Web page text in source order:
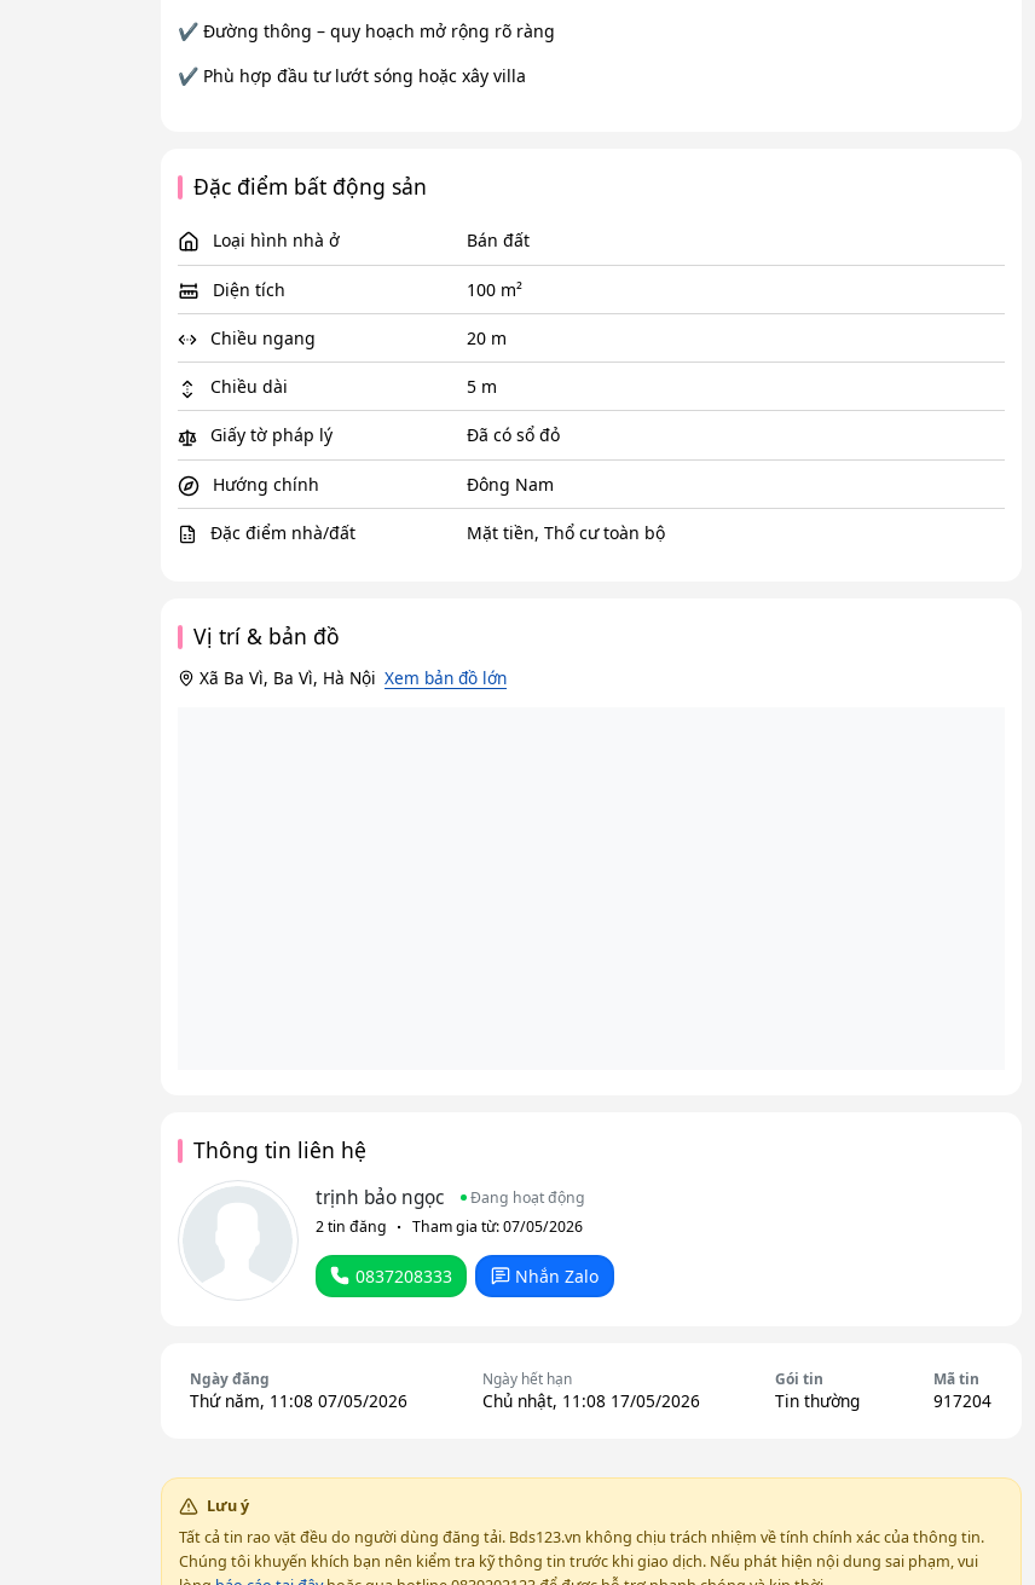
✔️ Đường thông – quy hoạch mở rộng rõ ràng
✔️ Phù hợp đầu tư lướt sóng hoặc xây villa
Đặc điểm bất động sản
Loại hình nhà ở Bán đất
Diện tích 100 m²
Chiều ngang 20 m
Chiều dài 5 m
Giấy tờ pháp lý Đã có sổ đỏ
Hướng chính Đông Nam
Đặc điểm nhà/đất Mặt tiền, Thổ cư toàn bộ
Vị trí & bản đồ
Xã Ba Vì, Ba Vì, Hà Nội Xem bản đồ lớn
Thông tin liên hệ
trịnh bảo ngọc
Đang hoạt động
2 tin đăng
Tham gia từ: 07/05/2026
0837208333 Nhắn Zalo
Ngày đăng
Thứ năm, 11:08 07/05/2026
Ngày hết hạn
Chủ nhật, 11:08 17/05/2026
Gói tin
Tin thường
Mã tin
917204
Lưu ý
Tất cả tin rao vặt đều do người dùng đăng tải. Bds123.vn không chịu trách nhiệm về tính chính xác của thông tin.
Chúng tôi khuyến khích bạn nên kiểm tra kỹ thông tin trước khi giao dịch. Nếu phát hiện nội dung sai phạm, vui